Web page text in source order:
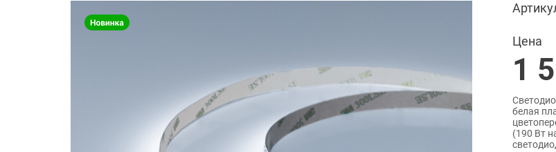
Цена
1
белая
(190 Вт